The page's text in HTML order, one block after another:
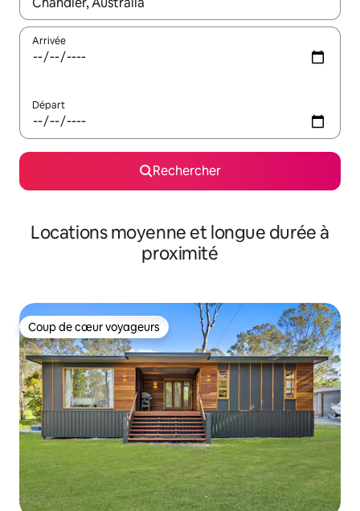
Arrivée
Départ
Rechercher
Locations moyenne et longue durée à
proximité
Coup de cœur voyageurs
Coup de cœur voyageurs